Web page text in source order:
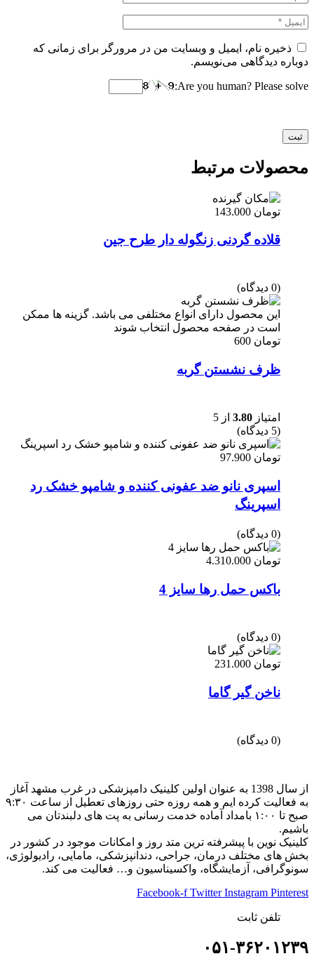
ذخیره نام، ایمیل و وبسایت من در مرورگر برای زمانی که
دوباره دیدگاهی می‌نویسم.
Are you human? Please solve:
محصولات مرتبط
تومان
قلاده گردنی زنگوله دار طرح جین
(0 دیدگاه)
این محصول دارای انواع مختلفی می باشد. گزینه ها ممکن
است در صفحه محصول انتخاب شوند
تومان
ظرف نشستن گربه
امتیاز 3.80 از 5
(5 دیدگاه)
تومان
اسپری نانو ضد عفونی کننده و شامپو خشک رد
اسپرینگ
(0 دیدگاه)
تومان
باکس حمل رها سایز 4
(0 دیدگاه)
تومان
ناخن گیر گاما
(0 دیدگاه)
از سال 1398 به عنوان اولین کلینیک دامپزشکی در غرب مشهد آغاز
به فعالیت کرده ایم و همه روزه حتی روزهای تعطیل از ساعت ۹:۳۰
صبح تا ۱:۰۰ بامداد آماده خدمت رسانی به پت های دلبندتان می
باشیم.
کلینیک نوین با پیشرفته ترین متد روز و امکانات موجود در کشور در
بخش های مختلف درمان، جراحی، دندانپزشکی، مامایی، رادیولوژی،
سونوگرافی، آزمایشگاه، واکسیناسیون و… فعالیت می کند.
Facebook-f Twitter Instagram Pinterest
تلفن ثابت
۰۵۱-۳۶۲۰۱۲۳۹